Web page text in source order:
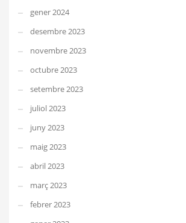
gener 2024
desembre 2023
novembre 2023
octubre 2023
setembre 2023
juliol 2023
juny 2023
maig 2023
abril 2023
març 2023
febrer 2023